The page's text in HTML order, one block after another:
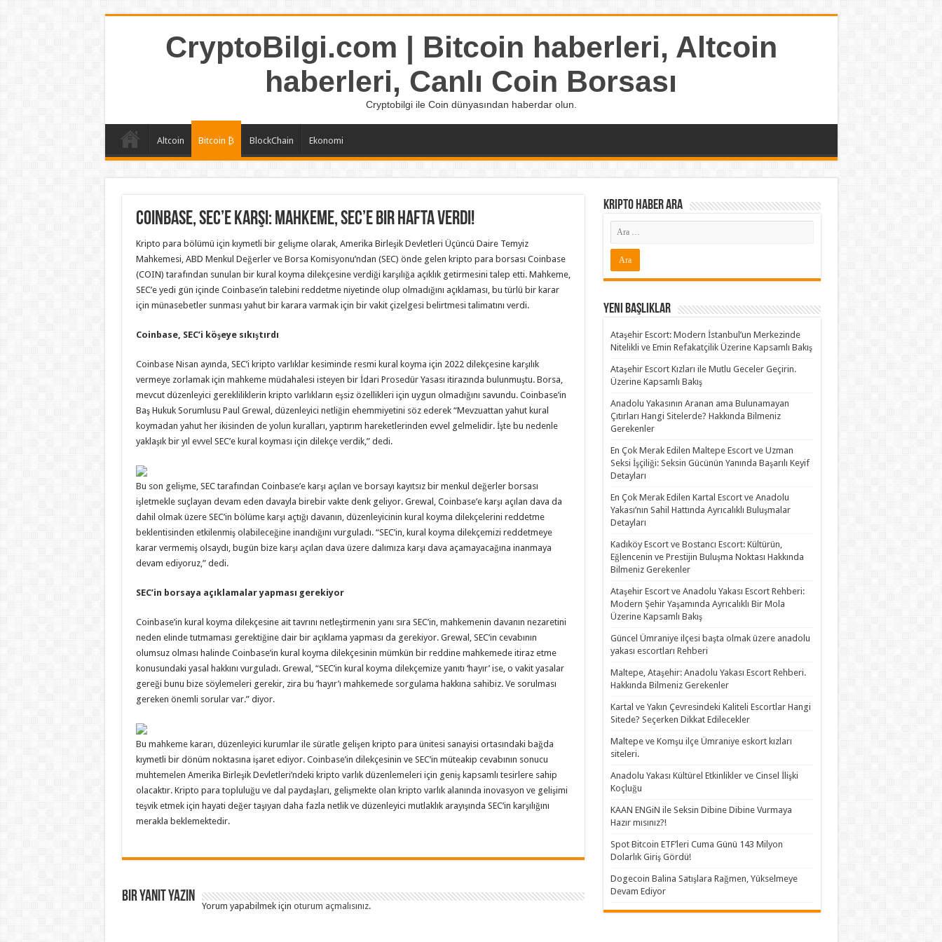
CryptoBilgi.com | Bitcoin haberleri, Altcoin
haberleri, Canlı Coin Borsası
Cryptobilgi ile Coin dünyasından haberdar olun.
Altcoin Bitcoin ₿ BlockChain Ekonomi
Coinbase, SEC’e Karşı: Mahkeme, SEC’e Bir Hafta Verdi!
Kripto para bölümü için kıymetli bir gelişme olarak, Amerika Birleşik Devletleri Üçüncü Daire Temyiz
Mahkemesi, ABD Menkul Değerler ve Borsa Komisyonu’ndan (SEC) önde gelen kripto para borsası Coinbase
(COIN) tarafından sunulan bir kural koyma dilekçesine verdiği karşılığa açıklık getirmesini talep etti. Mahkeme,
SEC’e yedi gün içinde Coinbase’in talebini reddetme niyetinde olup olmadığını açıklaması, bu türlü bir karar
için münasebetler sunması yahut bir karara varmak için bir vakit çizelgesi belirtmesi talimatını verdi.
Coinbase, SEC’i köşeye sıkıştırdı
Coinbase Nisan ayında, SEC’i kripto varlıklar kesiminde resmi kural koyma için 2022 dilekçesine karşılık
vermeye zorlamak için mahkeme müdahalesi isteyen bir İdari Prosedür Yasası itirazında bulunmuştu. Borsa,
mevcut düzenleyici gerekliliklerin kripto varlıkların eşsiz özellikleri için uygun olmadığını savundu. Coinbase’in
Baş Hukuk Sorumlusu Paul Grewal, düzenleyici netliğin ehemmiyetini söz ederek “Mevzuattan yahut kural
koymadan yahut her ikisinden de yolun kuralları, yaptırım hareketlerinden evvel gelmelidir. İşte bu nedenle
yaklaşık bir yıl evvel SEC’e kural koyması için dilekçe verdik,” dedi.
Bu son gelişme, SEC tarafından Coinbase’e karşı açılan ve borsayı kayıtsız bir menkul değerler borsası
işletmekle suçlayan devam eden davayla birebir vakte denk geliyor. Grewal, Coinbase’e karşı açılan dava da
dahil olmak üzere SEC’in bölüme karşı açtığı davanın, düzenleyicinin kural koyma dilekçelerini reddetme
beklentisinden etkilenmiş olabileceğine inandığını vurguladı. “SEC’in, kural koyma dilekçemizi reddetmeye
karar vermemiş olsaydı, bugün bize karşı açılan dava üzere dalımıza karşı dava açamayacağına inanmaya
devam ediyoruz,” dedi.
SEC’in borsaya açıklamalar yapması gerekiyor
Coinbase’in kural koyma dilekçesine ait tavrını netleştirmenin yanı sıra SEC’in, mahkemenin davanın nezaretini
neden elinde tutmaması gerektiğine dair bir açıklama yapması da gerekiyor. Grewal, SEC’in cevabının
olumsuz olması halinde Coinbase’in kural koyma dilekçesinin mümkün bir reddine mahkemede itiraz etme
konusundaki yasal hakkını vurguladı. Grewal, “SEC’in kural koyma dilekçemize yanıtı ‘hayır’ ise, o vakit yasalar
gereği bunu bize söylemeleri gerekir, zira bu ‘hayır’ı mahkemede sorgulama hakkına sahibiz. Ve sorulması
gereken önemli sorular var.” diyor.
Bu mahkeme kararı, düzenleyici kurumlar ile süratle gelişen kripto para ünitesi sanayisi ortasındaki bağda
kıymetli bir dönüm noktasına işaret ediyor. Coinbase’in dilekçesinin ve SEC’in müteakip cevabının sonucu
muhtemelen Amerika Birleşik Devletleri’ndeki kripto varlık düzenlemeleri için geniş kapsamlı tesirlere sahip
olacaktır. Kripto para topluluğu ve dal paydaşları, gelişmekte olan kripto varlık alanında inovasyon ve gelişimi
teşvik etmek için hayati değer taşıyan daha fazla netlik ve düzenleyici mutlaklık arayışında SEC’in karşılığını
merakla beklemektedir.
Bir yanıt yazın
Yorum yapabilmek için oturum açmalısınız.
Kripto Haber ARA
Yeni Başlıklar
Ataşehir Escort: Modern İstanbul’un Merkezinde
Nitelikli ve Emin Refakatçilik Üzerine Kapsamlı Bakış
Ataşehir Escort Kızları ile Mutlu Geceler Geçirin.
Üzerine Kapsamlı Bakış
Anadolu Yakasının Aranan ama Bulunamayan
Çıtırları Hangi Sitelerde? Hakkında Bilmeniz
Gerekenler
En Çok Merak Edilen Maltepe Escort ve Uzman
Seksi İşçiliği: Seksin Gücünün Yanında Başarılı Keyif
Detayları
En Çok Merak Edilen Kartal Escort ve Anadolu
Yakası’nın Sahil Hattında Ayrıcalıklı Buluşmalar
Detayları
Kadıköy Escort ve Bostancı Escort: Kültürün,
Eğlencenin ve Prestijin Buluşma Noktası Hakkında
Bilmeniz Gerekenler
Ataşehir Escort ve Anadolu Yakası Escort Rehberi:
Modern Şehir Yaşamında Ayrıcalıklı Bir Mola
Üzerine Kapsamlı Bakış
Güncel Ümraniye ilçesi başta olmak üzere anadolu
yakası escortları Rehberi
Maltepe, Ataşehir: Anadolu Yakası Escort Rehberi.
Hakkında Bilmeniz Gerekenler
Kartal ve Yakın Çevresindeki Kaliteli Escortlar Hangi
Sitede? Seçerken Dikkat Edilecekler
Maltepe ve Komşu ilçe Ümraniye eskort kızları
siteleri.
Anadolu Yakası Kültürel Etkinlikler ve Cinsel İlişki
Koçluğu
KAAN ENGiN ile Seksin Dibine Dibine Vurmaya
Hazır mısınız?!
Spot Bitcoin ETF’leri Cuma Günü 143 Milyon
Dolarlık Giriş Gördü!
Dogecoin Balina Satışlara Rağmen, Yükselmeye
Devam Ediyor